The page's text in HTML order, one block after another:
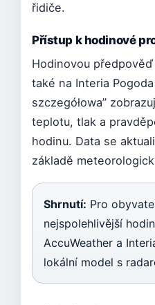
řidiče.
Přístup k hodinové
Hodinovou
také na Interia
szczegółowa”
teplotu, tlak a
hodinu. Data se
základě
Shrnutí: Pro
nejspolehlivější
AccuWeather a
lokální model s